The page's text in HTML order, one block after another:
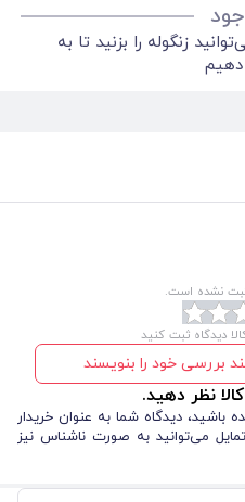
زنگوله را بزنید تا به
نشده است.
دیدگاه ثبت کنید
بررسی خود را بنویسند
نظر دهید.
باشید، دیدگاه شما به عنوان خریدار
می‌توانید به صورت ناشناس نیز